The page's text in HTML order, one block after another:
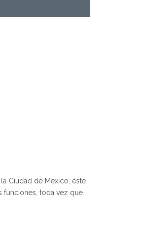
Ciudad de México, éste
funciones, toda vez que